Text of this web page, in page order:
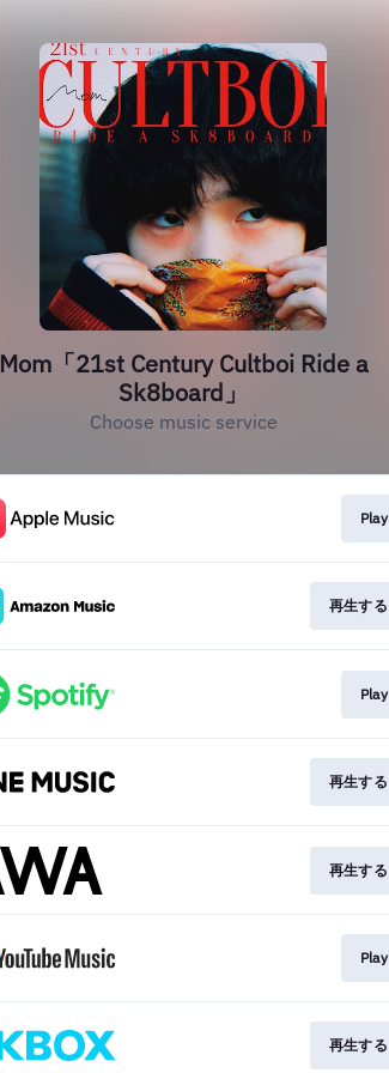
Mom「21st Century Cultboi Ride a
Sk8board」
Choose music service
Play
再生する
Play
再生する
再生する
Play
再生する